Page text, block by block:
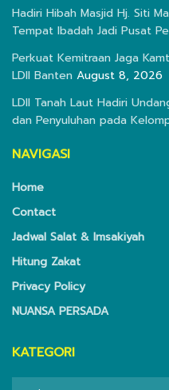
Hadiri Hibah Masjid Hj. Siti
Tempat Ibadah Jadi Pusat
Perkuat Kemitraan Jaga
LDII Banten August 8, 2026
LDII Tanah Laut Hadiri
dan Penyuluhan pada
NAVIGASI
Home
Contact
Jadwal Salat & Imsakiyah
Hitung Zakat
Privacy Policy
NUANSA PERSADA
KATEGORI